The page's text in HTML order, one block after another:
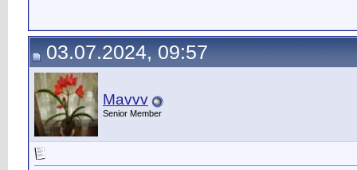
03.07.2024, 09:57
Mavvv
Senior Member